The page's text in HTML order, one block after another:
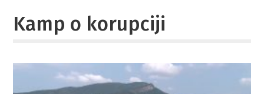
Kamp o korupciji